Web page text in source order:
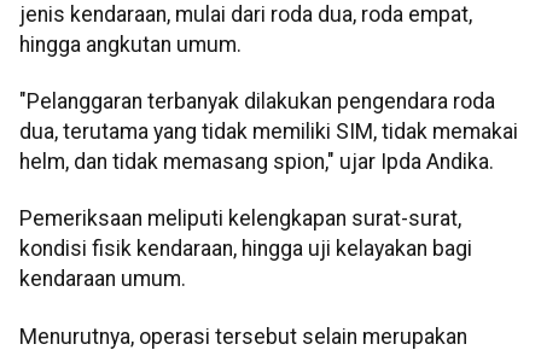
jenis kendaraan, mulai dari roda dua, roda empat,
hingga angkutan umum.
"Pelanggaran terbanyak dilakukan pengendara roda
dua, terutama yang tidak memiliki SIM, tidak memakai
helm, dan tidak memasang spion," ujar Ipda Andika.
Pemeriksaan meliputi kelengkapan surat-surat,
kondisi fisik kendaraan, hingga uji kelayakan bagi
kendaraan umum.
Menurutnya, operasi tersebut selain merupakan